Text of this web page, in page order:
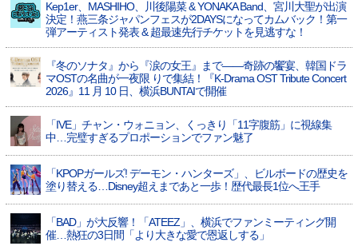
Kep1er、MASHIHO、川後陽菜 & YONAKA Band、宮川大聖が出演
決定！燕三条ジャパンフェスが2DAYSになってカムバック！第一
弾アーティスト発表 & 超最速先行チケットを見逃すな！
『冬のソナタ』から『涙の女王』まで――奇跡の饗宴、韓国ドラ
マOSTの名曲が一夜限 りで集結！『K-Drama OST Tribute Concert
2026』11 月 10 日、横浜BUNTAIで開催
「IVE」チャン・ウォニョン、くっきり「11字腹筋」に視線集
中…完璧すぎるプロポーションでファン魅了
「KPOPガールズ! デーモン・ハンターズ」、ビルボードの歴史を
塗り替える…Disney超えまであと一歩！歴代最長1位へ王手
「BAD」が大反響！「ATEEZ」、横浜でファンミーティング開
催…熱狂の3日間「より大きな愛で恩返しする」